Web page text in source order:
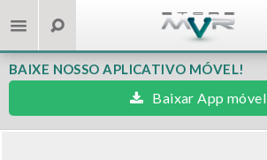
BAIXE NOSSO APLICATIVO MÓVEL!
Baixar App móvel